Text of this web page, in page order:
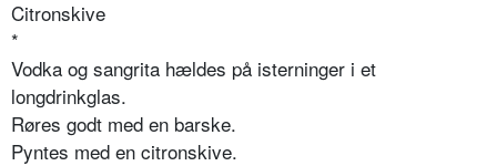
Citronskive
*
Vodka og sangrita hældes på isterninger i et
longdrinkglas.
Røres godt med en barske.
Pyntes med en citronskive.